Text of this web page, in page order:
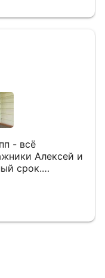
- всё
Алексей и
срок.
установили
и качественно
спасибо